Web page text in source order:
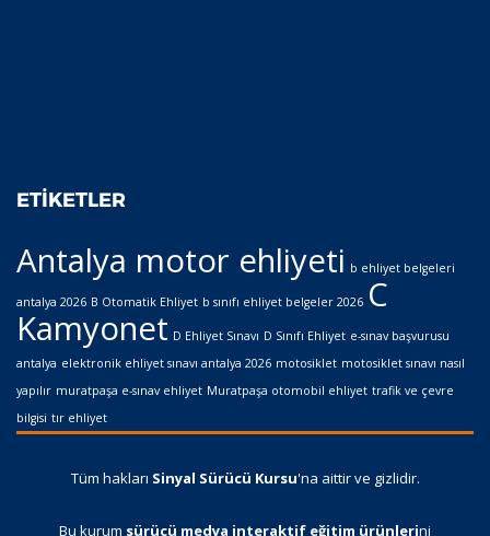
ETIKETLER
Antalya motor ehliyeti b ehliyet belgeleri
antalya 2026 B Otomatik Ehliyet b sınıfı ehliyet belgeler 2026 C
Kamyonet D Ehliyet Sınavı D Sınıfı Ehliyet e-sınav başvurusu
antalya elektronik ehliyet sınavı antalya 2026 motosiklet motosiklet sınavı nasıl
yapılır muratpaşa e-sınav ehliyet Muratpaşa otomobil ehliyet trafik ve çevre
bilgisi tır ehliyet
Tüm hakları Sinyal Sürücü Kursu'na aittir ve gizlidir.
Bu kurum sürücü medya interaktif eğitim ürünlerini